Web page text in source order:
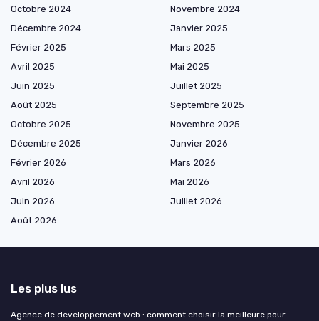
Octobre 2024
Novembre 2024
Décembre 2024
Janvier 2025
Février 2025
Mars 2025
Avril 2025
Mai 2025
Juin 2025
Juillet 2025
Août 2025
Septembre 2025
Octobre 2025
Novembre 2025
Décembre 2025
Janvier 2026
Février 2026
Mars 2026
Avril 2026
Mai 2026
Juin 2026
Juillet 2026
Août 2026
Les plus lus
Agence de developpement web : comment choisir la meilleure pour